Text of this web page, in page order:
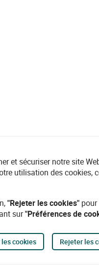
et sécuriser notre site
utilisation des cookies,
"Rejeter les cookies"
sur"Préférences de
cookies Rejeter les